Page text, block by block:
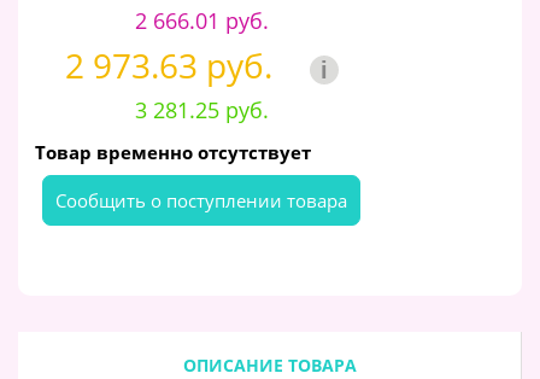
2 666.01 руб.
2 973.63 руб. i
3 281.25 руб.
Товар временно отсутствует
Cообщить о поступлении товара
ОПИСАНИЕ ТОВАРА